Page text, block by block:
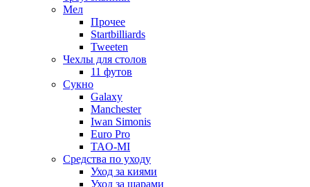
Мел
Прочее
Startbilliards
Tweeten
Чехлы для столов
11 футов
Сукно
Galaxy
Manchester
Iwan Simonis
Euro Pro
TAO-MI
Средства по уходу
Уход за киями
Уход за шарами